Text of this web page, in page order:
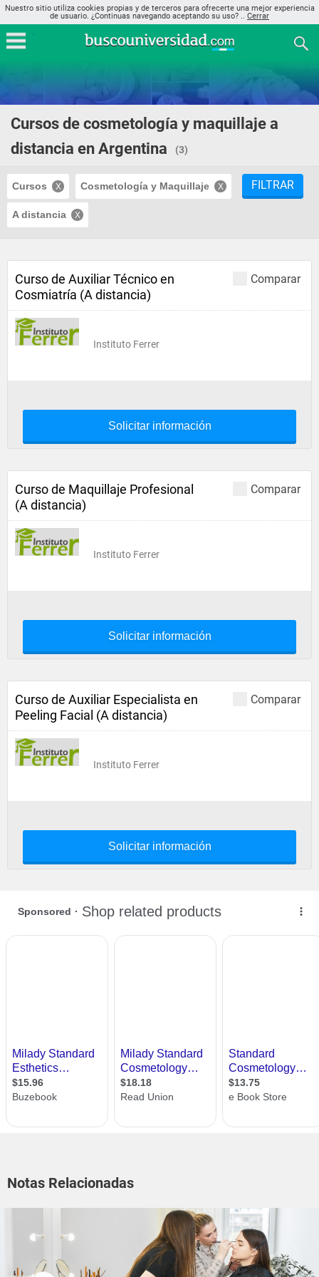
Nuestro sitio utiliza cookies propias y de terceros para ofrecerte una mejor experiencia
de usuario. ¿Continuas navegando aceptando su uso? .. Cerrar
Cursos de cosmetología y maquillaje a
distancia en Argentina
(3)
Cursos Cosmetología y Maquillaje
A distancia
FILTRAR
Comparar
Curso de Auxiliar Técnico en
Cosmiatría (A distancia)
Instituto Ferrer
Solicitar información
Comparar
Curso de Maquillaje Profesional
(A distancia)
Instituto Ferrer
Solicitar información
Comparar
Curso de Auxiliar Especialista en
Peeling Facial (A distancia)
Instituto Ferrer
Solicitar información
Notas Relacionadas